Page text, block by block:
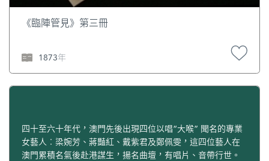
《臨陣管見》第三冊
1873年
四十至六十年代，澳門先後出現四位以唱“大喉” 聞名的專業
女藝人︰梁婉芳、蔣豔紅、戴紫君及鄭佩雯，這四位藝人在
澳門累積名氣後赴港謀生，揚名曲壇，有唱片、音帶行世。